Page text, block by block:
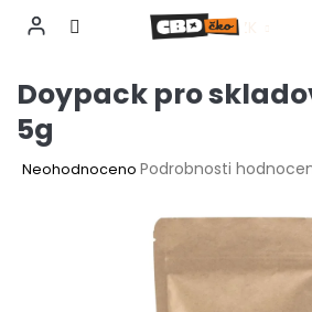
obsah
CZK
Doypack pro
5g
Průměrné
Neohodnoceno Podrobnosti